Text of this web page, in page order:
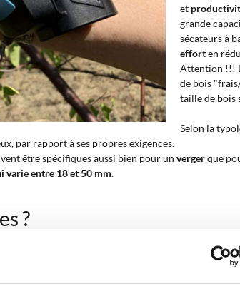
et
grande
sécateurs à
efforten
Attention !!!
de bois
taille de bois
Selon la
par rapport à ses propres exigences.
être spécifiques aussi bien pour un vergerque
varie entre 18 et 50 mm.
?